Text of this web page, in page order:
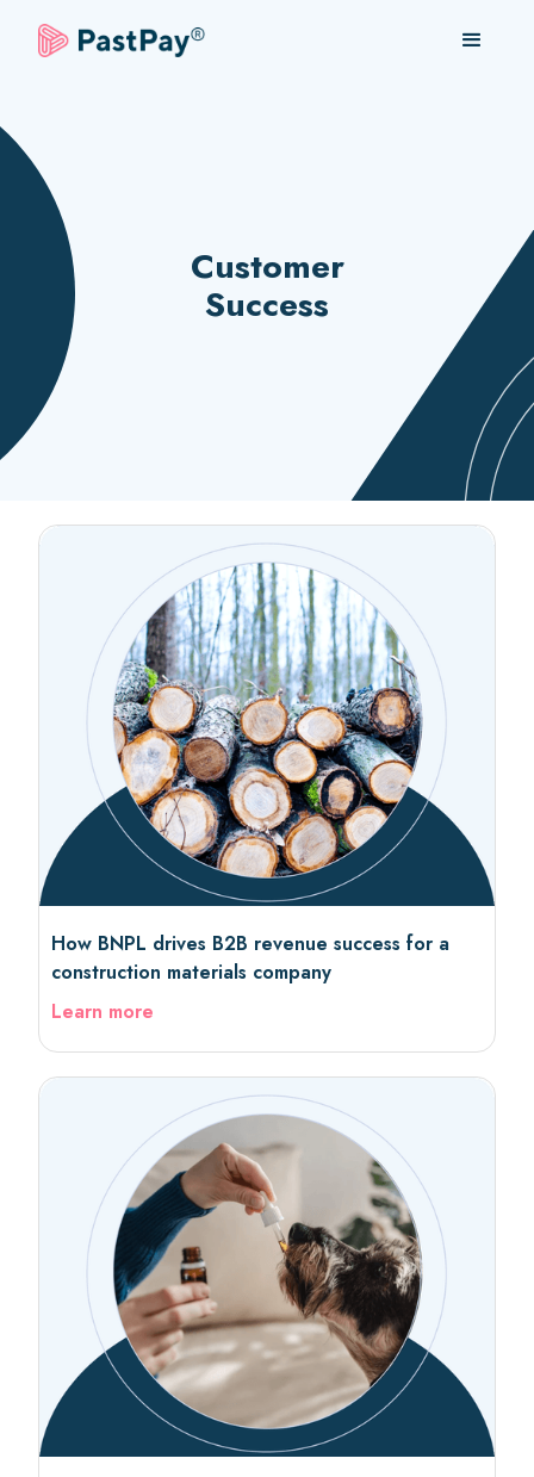
Customer
Success
How BNPL drives B2B revenue success for a
construction materials company
Learn more